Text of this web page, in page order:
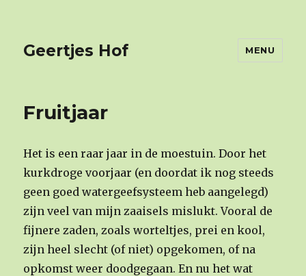
Geertjes Hof MENU
Fruitjaar
Het is een raar jaar in de moestuin. Door het
kurkdroge voorjaar (en doordat ik nog steeds
geen goed watergeefsysteem heb aangelegd)
zijn veel van mijn zaaisels mislukt. Vooral de
fijnere zaden, zoals worteltjes, prei en kool,
zijn heel slecht (of niet) opgekomen, of na
opkomst weer doodgegaan. En nu het wat